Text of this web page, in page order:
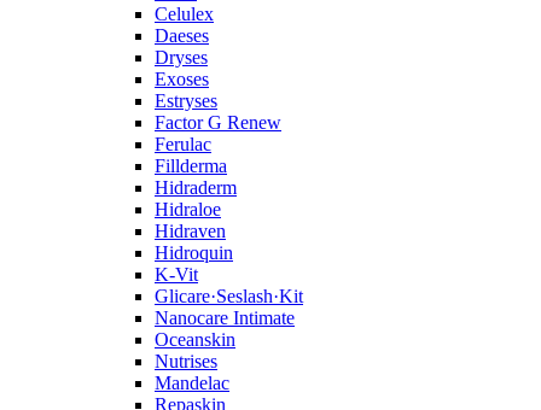
Celulex
Daeses
Dryses
Exoses
Estryses
Factor G Renew
Ferulac
Fillderma
Hidraderm
Hidraloe
Hidraven
Hidroquin
K-Vit
Glicare·Seslash·Kit
Nanocare Intimate
Oceanskin
Nutrises
Mandelac
Repaskin